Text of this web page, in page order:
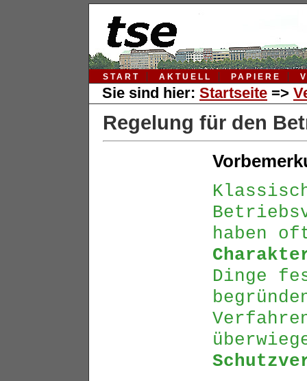
START AKTUELL PAPIERE
Sie sind hier: Startseite =>
Regelung für den
haben
Dinge